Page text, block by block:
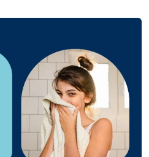
especial atención aluso
detalle ha llevado a sus
vanguardistas.
medida pueden ser de diversas
plegables o fijas.